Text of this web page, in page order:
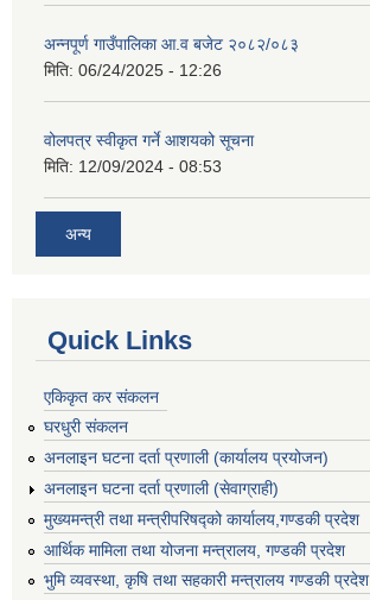
अन्नपूर्ण गाउँपालिका आ.व बजेट २०८२/०८३
मिति: 06/24/2025 - 12:26
वोलपत्र स्वीकृत गर्ने आशयको सूचना
मिति: 12/09/2024 - 08:53
अन्य
Quick Links
एकिकृत कर संकलन
घरधुरी संकलन
अनलाइन घटना दर्ता प्रणाली (कार्यालय प्रयोजन)
अनलाइन घटना दर्ता प्रणाली (सेवाग्राही)
मुख्यमन्त्री तथा मन्त्रीपरिषद्को कार्यालय,गण्डकी प्रदेश
आर्थिक मामिला तथा योजना मन्त्रालय, गण्डकी प्रदेश
भुमि व्यवस्था, कृषि तथा सहकारी मन्त्रालय गण्डकी प्रदेश